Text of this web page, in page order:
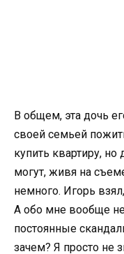
В общем, эта дочь
своей семьей
купить квартиру,
могут, живя на
немного. Игорь
А обо мне вообще
постоянные
зачем? Я просто не